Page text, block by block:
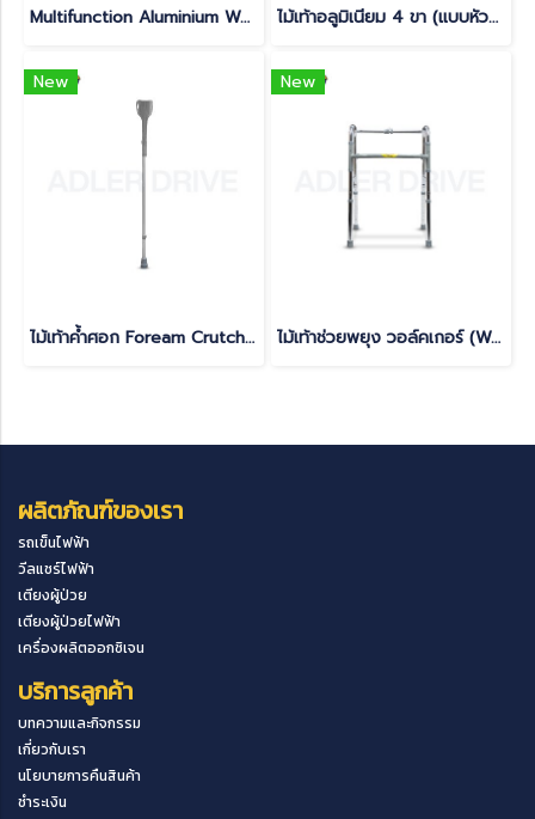
Multifunction Aluminium Walker with Wheels วอล์คเกอร์อลูมิเนียม 4 ขา พับได้ มีล้อ ไม้เท้าอลูมิเนียม 4 ขา (แบบหัวค้อน Four Point Cane)
New
ไม้เท้าค้ำศอก Foream Crutches ปรับระดับได้
New
ไม้เท้าช่วยพยุง วอล์คเกอร์ (Walker) แบบ 4 ขา พับได้
ผลิตภัณฑ์ของเรา
รถเข็นไฟฟ้า
วีลแชร์ไฟฟ้า
เตียงผู้ป่วย
เตียงผู้ป่วยไฟฟ้า
เครื่องผลิตออกซิเจน
บริการลูกค้า
บทความและกิจกรรม
เกี่ยวกับเรา
นโยบายการคืนสินค้า
ชำระเงิน